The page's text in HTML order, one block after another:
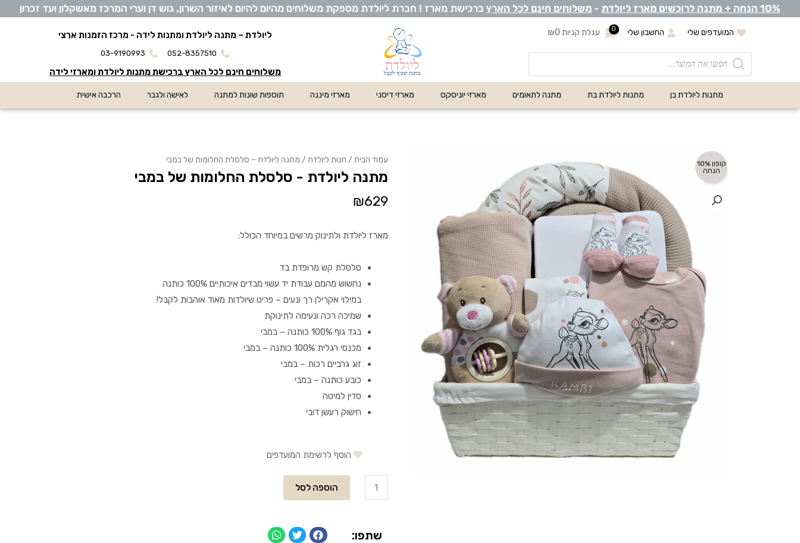
10% הנחה + מתנה לרוכשים מארז ליולדת - משלוחים חינם לכל הארץ ברכישת מארז ! חברת ליולדת מספקת משלוחים מהיום להיום לאיזור השרון, גוש דן וערי המרכז מאשקלון ועד זכרון​
המועדפים שלי החשבון שלי עגלת קניות ₪0 0
ליולדת – מתנה ליולדת ומתנות לידה - מרכז הזמנות ארצי
052-8357510
03-9190993
משלוחים חינם לכל הארץ ברכישת מתנות ליולדת ומארזי לידה
מתנות ליולדת בן מתנות ליולדת בת מתנה לתאומים מארזי יוניסקס מארזי דיסני מארזי מיננה תוספות שונות למתנה לאישה ולגבר הרכבה אישית
קופון 10%
הנחה
עמוד הבית / חנות ליולדת / מתנה ליולדת – סלסלת החלומות של במבי
מתנה ליולדת - סלסלת החלומות של במבי
₪629
מארז ליולדת ולתינוק מרשים במיוחד הכולל:
סלסלת קש מרופדת בד
נחשוש מהמם עבודת יד עשוי מבדים איכותיים 100% כותנה
במילוי אקרילן רך ונעים – פריט שיולדות מאוד אוהבות לקבל!
שמיכה רכה ונעימה לתינוקת
בגד גוף 100% כותנה – במבי
מכנסי רגלית 100% כותנה – במבי
זוג גרביים רכות – במבי
כובע כותנה – במבי
סדין למיטה
חישוק רעשן דובי
הוסף לרשימת המועדפים
הוספה לסל
שתפו: